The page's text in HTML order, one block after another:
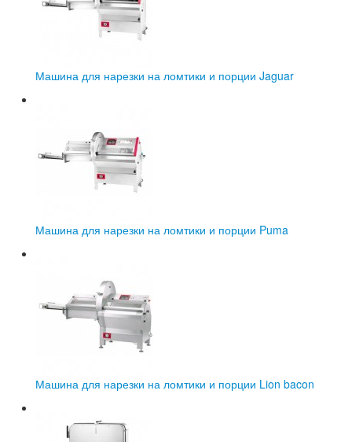
Машина для нарезки на ломтики и порции Jaguar
Машина для нарезки на ломтики и порции Puma
Машина для нарезки на ломтики и порции Lion bacon